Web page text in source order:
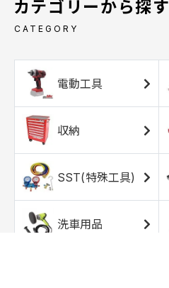
カテゴリーから探す
CATEGORY
電動工具
収納
SST(特殊工具)
洗車用品